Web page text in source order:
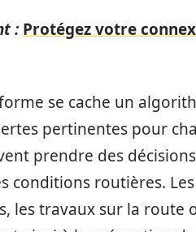
: Protégez votre
se cache un
pertinentes pour
prendre des
conditions routières.
les travaux sur la